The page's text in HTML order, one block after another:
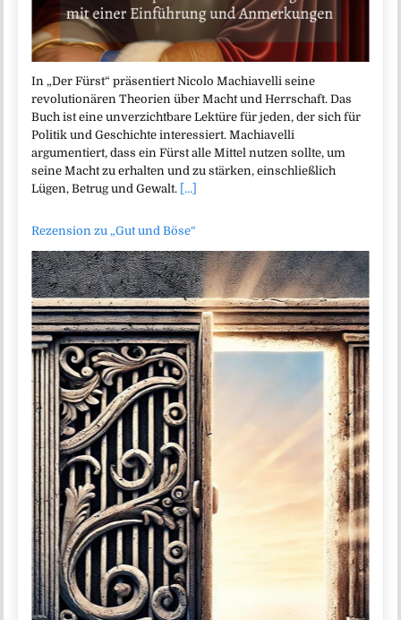
In „Der Fürst“ präsentiert Nicolo Machiavelli seine
revolutionären Theorien über Macht und Herrschaft. Das
Buch ist eine unverzichtbare Lektüre für jeden, der sich für
Politik und Geschichte interessiert. Machiavelli
argumentiert, dass ein Fürst alle Mittel nutzen sollte, um
seine Macht zu erhalten und zu stärken, einschließlich
Lügen, Betrug und Gewalt. [...]
Rezension zu „Gut und Böse“